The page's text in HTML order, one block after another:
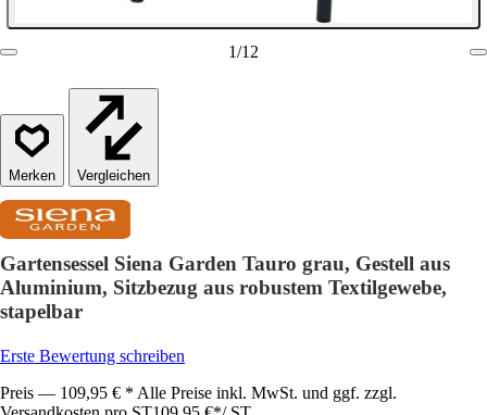
1/12
Vergleichen
Gartensessel Siena Garden Tauro grau, Gestell aus
Aluminium, Sitzbezug aus robustem Textilgewebe,
stapelbar
Erste Bewertung schreiben
Preis — 109,95 € * Alle Preise inkl. MwSt. und ggf. zzgl.